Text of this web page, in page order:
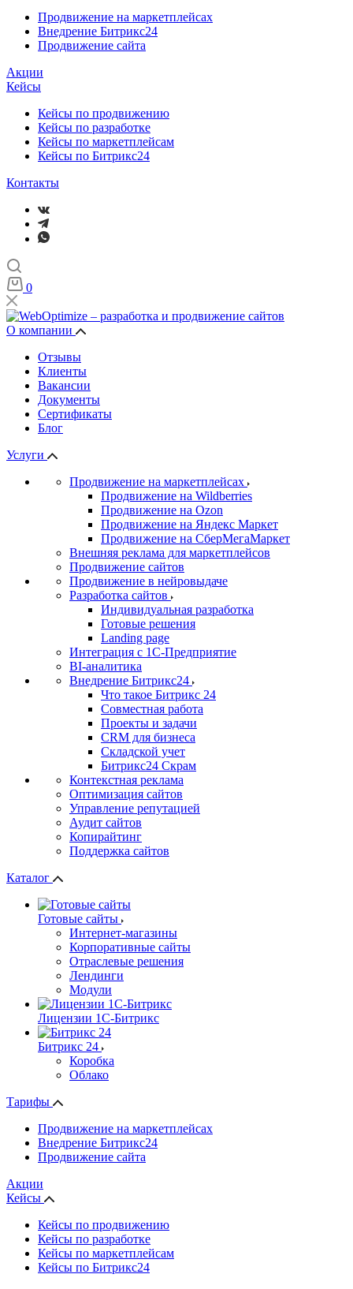
Продвижение на маркетплейсах
Внедрение Битрикс24
Продвижение сайта
Акции
Кейсы
Кейсы по продвижению
Кейсы по разработке
Кейсы по маркетплейсам
Кейсы по Битрикс24
Контакты
0
О компании
Отзывы
Клиенты
Вакансии
Документы
Сертификаты
Блог
Услуги
Продвижение на маркетплейсах
Продвижение на Wildberries
Продвижение на Ozon
Продвижение на Яндекс Маркет
Продвижение на СберМегаМаркет
Внешняя реклама для маркетплейсов
Продвижение сайтов
Продвижение в нейровыдаче
Разработка сайтов
Индивидуальная разработка
Готовые решения
Landing page
Интеграция с 1С-Предприятие
BI-аналитика
Внедрение Битрикс24
Что такое Битрикс 24
Совместная работа
Проекты и задачи
СRМ для бизнеса
Складской учет
Битрикс24 Скрам
Контекстная реклама
Оптимизация сайтов
Управление репутацией
Аудит сайтов
Копирайтинг
Поддержка сайтов
Каталог
Готовые сайты
Интернет-магазины
Корпоративные сайты
Отраслевые решения
Лендинги
Модули
Лицензии 1С-Битрикс
Битрикс 24
Коробка
Облако
Тарифы
Продвижение на маркетплейсах
Внедрение Битрикс24
Продвижение сайта
Акции
Кейсы
Кейсы по продвижению
Кейсы по разработке
Кейсы по маркетплейсам
Кейсы по Битрикс24